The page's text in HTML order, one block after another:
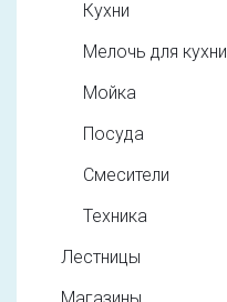
Кухни
Мелочь для кухни
Мойка
Посуда
Смесители
Техника
Лестницы
Магазины